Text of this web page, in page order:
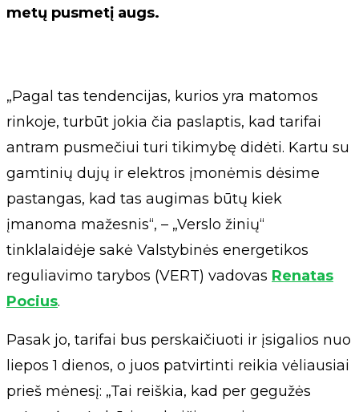
metų pusmetį augs.
„Pagal tas tendencijas, kurios yra matomos
rinkoje, turbūt jokia čia paslaptis, kad tarifai
antram pusmečiui turi tikimybę didėti. Kartu su
gamtinių dujų ir elektros įmonėmis dėsime
pastangas, kad tas augimas būtų kiek
įmanoma mažesnis“, – „Verslo žinių“
tinklalaidėje sakė Valstybinės energetikos
reguliavimo tarybos (VERT) vadovas Renatas
Pocius.
Pasak jo, tarifai bus perskaičiuoti ir įsigalios nuo
liepos 1 dienos, o juos patvirtinti reikia vėliausiai
prieš mėnesį: „Tai reiškia, kad per gegužės